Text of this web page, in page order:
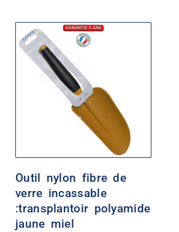
Outil nylon fibre de
verre incassable
:transplantoir polyamide
jaune miel